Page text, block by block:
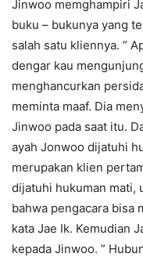
Jinwoo memghampiri
buku – bukunya yang
salah satu kliennya. ”
dengar kau
menghancurkan
meminta maaf. Dia
Jinwoo pada saat itu.
ayah Jonwoo dijatuhi
merupakan klien
dijatuhi hukuman mati,
bahwa pengacara bisa
kata Jae Ik. Kemudian
kepada Jinwoo. ”